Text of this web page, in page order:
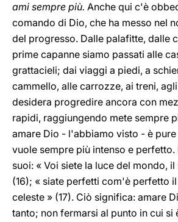
ami sempre più. Anche qui c'è
comando di Dio, che ha messo nel
del progresso. Dalle palafitte, dalle
prime capanne siamo passati alle
grattacieli; dai viaggi a piedi, a
cammello, alle carrozze, ai treni, agli
desidera progredire ancora con
rapidi, raggiungendo mete sempre
amare Dio - l'abbiamo visto - è
vuole sempre più intenso e perfetto.
suoi: « Voi siete la luce del mondo,
(16); « siate perfetti com'è perfetto
celeste » (17). Ciò significa: amare
tanto; non fermarsi al punto in cui si